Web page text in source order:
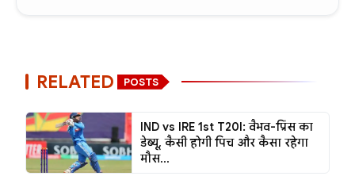
RELATED POSTS
IND vs IRE 1st T20I: वैभव-प्रिंस का
डेब्यू, कैसी होगी पिच और कैसा रहेगा
मौस...